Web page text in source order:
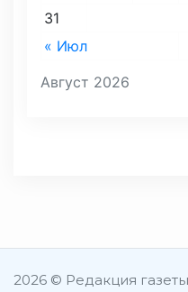
Август 2026
« Июл
31
2026 © Редакция